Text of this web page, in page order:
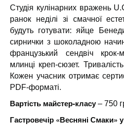
Студія кулінарних вражень
ранок неділі зі смачної
будуть готувати: яйце
сирнички з шоколадною
французький сендвіч
млинці креп-сюзет.
Кожен учасник отримає
PDF-форматі.
Вартість майстер-класу – 750
Гастровечір «Весняні Смаки»